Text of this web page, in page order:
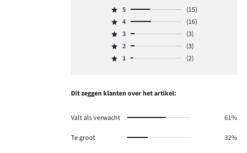
Beoordeling
5,
aantal
reviews
5
(15)
Beoordeling
4,
aantal
reviews
4
(16)
Beoordeling
3,
aantal
3
(3)
Beoordeling
2,
2
(3)
Beoordeling
reviews
1 (2)
Dit zeggen klanten over het artikel:
Valt als verwacht 61%
Te groot 32%